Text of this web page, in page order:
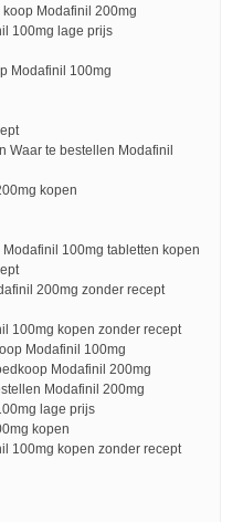
Modafinil 200mg
100mg lage prijs
Modafinil 100mg
Waar te bestellen Modafinil
kopen
100mg tabletten kopen
200mg zonder recept
100mg kopen zonder recept
Modafinil 100mg
Modafinil 200mg
Modafinil 200mg
lage prijs
kopen
100mg kopen zonder recept